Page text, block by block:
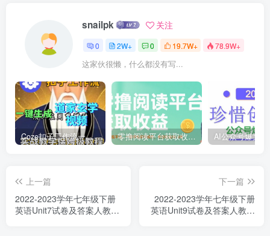
snailpk 关注
0 2W+ 0 19.7W+ 78.9W+
这家伙很懒，什么都没有写...
Coze扣子工作流一键生成道家玄学短视频，实战保姆级教程 零撸阅读平台获取收益，最新无门槛平台，一部手机即可操作，单日收益50-3张【揭秘】
上一篇
2022-2023学年七年级下册
英语Unit7试卷及答案人教版
下一篇
2022-2023学年七年级下册
英语Unit9试卷及答案人教版